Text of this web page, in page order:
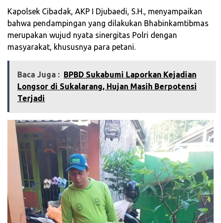
‎Kapolsek Cibadak, AKP I Djubaedi, S.H., menyampaikan
bahwa pendampingan yang dilakukan Bhabinkamtibmas
merupakan wujud nyata sinergitas Polri dengan
masyarakat, khususnya para petani.
Baca Juga : ‎BPBD Sukabumi Laporkan Kejadian
Longsor di Sukalarang, Hujan Masih Berpotensi
Terjadi‎